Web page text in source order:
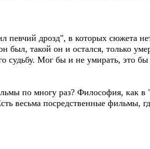
дрозд", в которых сюжета
был, такой он и остался, только
судьбу. Мог бы и не умирать, это
по многу раз? Философия, как
весьма посредственные фильмы,